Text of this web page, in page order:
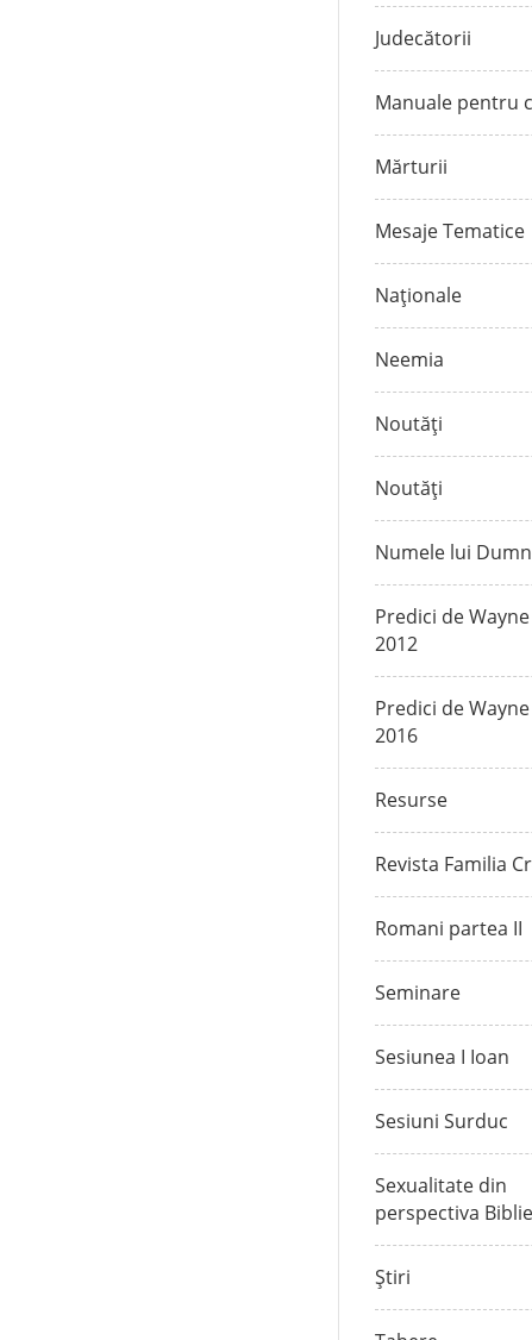
Judecătorii
Manuale pentru
Mărturii
Mesaje Tematice
Naționale
Neemia
Noutăți
Noutăți
Numele lui
Predici de
2012
Predici de
2016
Resurse
Revista Familia
Romani partea II
Seminare
Sesiunea I Ioan
Sesiuni Surduc
Sexualitate din
perspectiva
Știri